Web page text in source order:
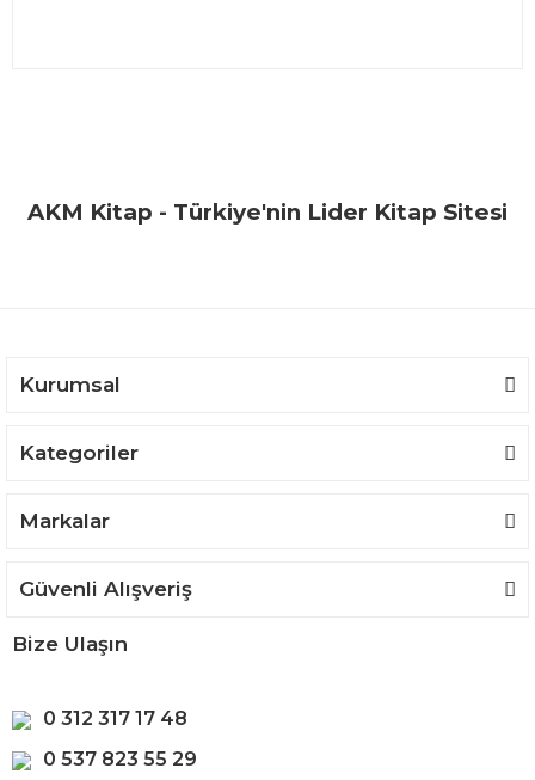
Yorum Yaz
Ürün resmi kalitesiz, bozuk veya görüntülenemiyor.
AKM Kitap - Türkiye'nin Lider Kitap Sitesi
Kurumsal
Kategoriler
Markalar
Güvenli Alışveriş
Bize Ulaşın
0 312 317 17 48
0 537 823 55 29